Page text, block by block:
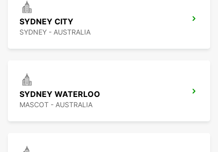
SYDNEY CITY
SYDNEY - AUSTRALIA
SYDNEY WATERLOO
MASCOT - AUSTRALIA